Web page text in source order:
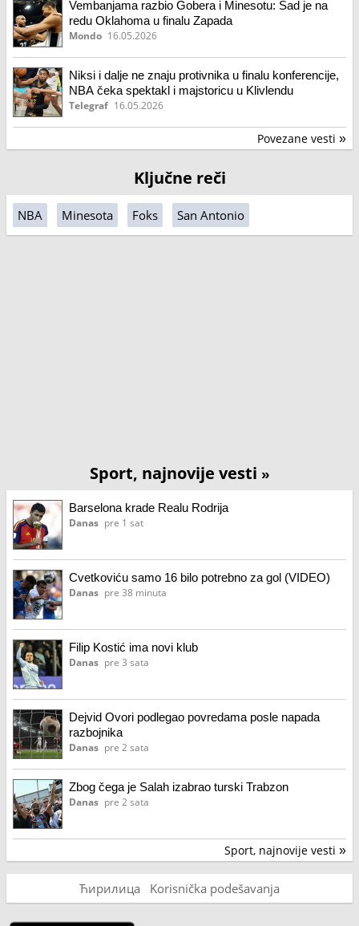
Vembanjama razbio Gobera i Minesotu: Sad je na
redu Oklahoma u finalu Zapada
Mondo 16.05.2026
Niksi i dalje ne znaju protivnika u finalu konferencije,
NBA čeka spektakl i majstoricu u Klivlendu
Telegraf 16.05.2026
Povezane vesti »
Ključne reči
NBA Minesota Foks San Antonio
Sport, najnovije vesti »
Barselona krade Realu Rodrija
Danas pre 1 sat
Cvetkoviću samo 16 bilo potrebno za gol (VIDEO)
Danas pre 38 minuta
Filip Kostić ima novi klub
Danas pre 3 sata
Dejvid Ovori podlegao povredama posle napada
razbojnika
Danas pre 2 sata
Zbog čega je Salah izabrao turski Trabzon
Danas pre 2 sata
Sport, najnovije vesti »
Ћирилица Korisnička podešavanja